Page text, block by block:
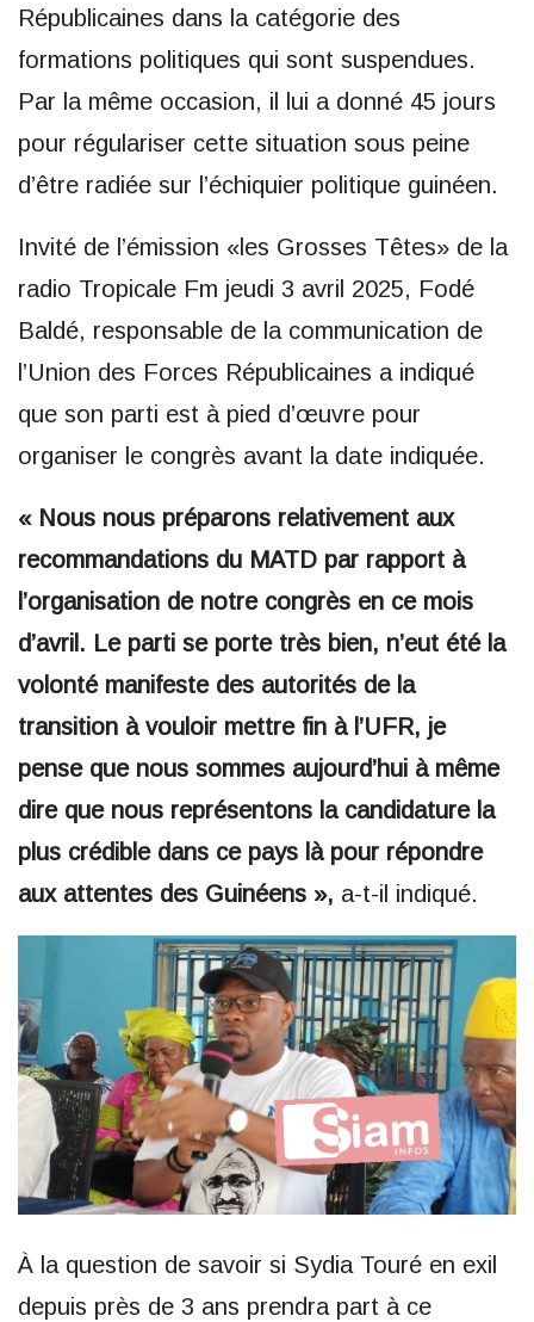
Républicaines dans la catégorie des
formations politiques qui sont suspendues.
Par la même occasion, il lui a donné 45 jours
pour régulariser cette situation sous peine
d’être radiée sur l’échiquier politique guinéen.
Invité de l’émission «les Grosses Têtes» de la
radio Tropicale Fm jeudi 3 avril 2025, Fodé
Baldé, responsable de la communication de
l’Union des Forces Républicaines a indiqué
que son parti est à pied d’œuvre pour
organiser le congrès avant la date indiquée.
« Nous nous préparons relativement aux
recommandations du MATD par rapport à
l’organisation de notre congrès en ce mois
d’avril. Le parti se porte très bien, n’eut été la
volonté manifeste des autorités de la
transition à vouloir mettre fin à l’UFR, je
pense que nous sommes aujourd’hui à même
dire que nous représentons la candidature la
plus crédible dans ce pays là pour répondre
aux attentes des Guinéens », a-t-il indiqué.
À la question de savoir si Sydia Touré en exil
depuis près de 3 ans prendra part à ce